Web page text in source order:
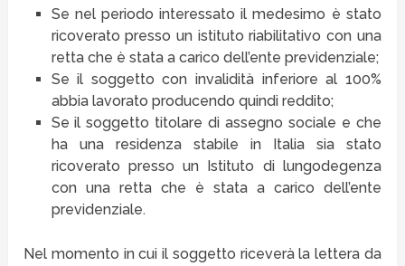
Se nel periodo interessato il medesimo è stato
ricoverato presso un istituto riabilitativo con una
retta che è stata a carico dell’ente previdenziale;
Se il soggetto con invalidità inferiore al 100%
abbia lavorato producendo quindi reddito;
Se il soggetto titolare di assegno sociale e che
ha una residenza stabile in Italia sia stato
ricoverato presso un Istituto di lungodegenza
con una retta che è stata a carico dell’ente
previdenziale.
Nel momento in cui il soggetto riceverà la lettera da